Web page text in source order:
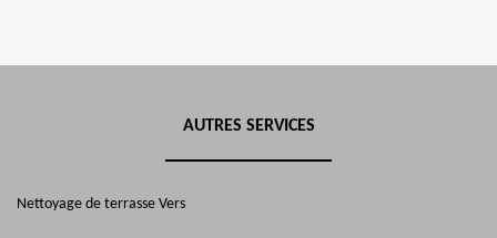
AUTRES SERVICES
Nettoyage de terrasse Vers